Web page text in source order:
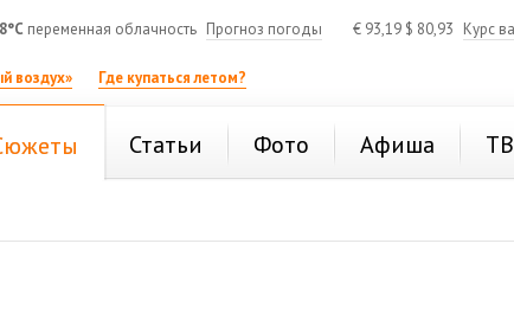
переменная облачность Прогноз погоды € 93,19 $ 80,93 Курс
воздух» Где купаться летом?
Статьи Фото Афиша ТВ